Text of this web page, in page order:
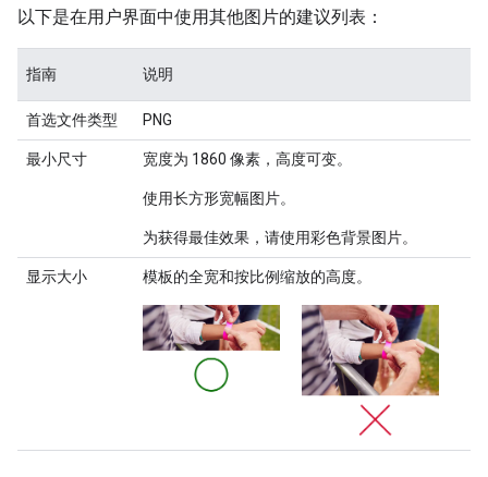
以下是在用户界面中使用其他图片的建议列表：
指南 说明
首选文件类型 PNG
最小尺寸 宽度为 1860 像素，高度可变。
使用长方形宽幅图片。
为获得最佳效果，请使用彩色背景图片。
显示大小 模板的全宽和按比例缩放的高度。